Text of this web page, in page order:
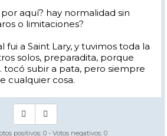
aquí? hay normalidad sin
o limitaciones?
fui a Saint Lary, y tuvimos toda la
solos, preparadita, porque
tocó subir a pata, pero siempre
cualquier cosa.
positivos: 0 - Votos negativos: 0